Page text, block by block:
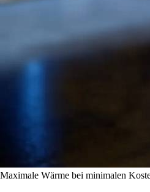
Maximale Wärme bei minimalen